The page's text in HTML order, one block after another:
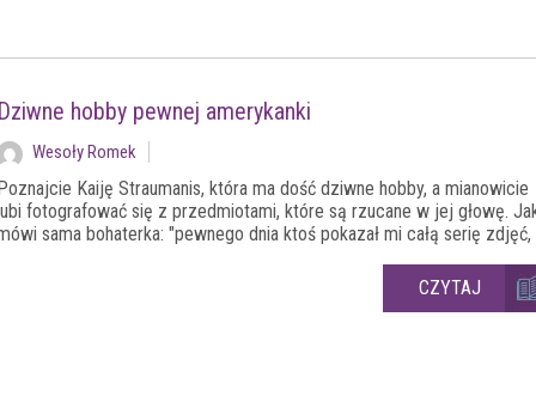
Dziwne hobby pewnej amerykanki
Wesoły Romek
Kaiję Straumanis, która ma dość dziwne hobby, a mianowicie
fotografować się z przedmiotami, które są rzucane w jej głowę.
sama bohaterka: "pewnego dnia ktoś pokazał mi całą serię zdjęć,
CZYTAJ